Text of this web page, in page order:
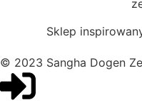
Sklep
© 2023 Sangha Dogen